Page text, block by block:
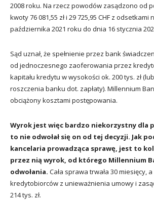
2008 roku. Na rzecz powodów zasądzono od
kwoty 76 081,55 zł i 29 725,95 CHF z odsetkami
października 2021 roku do dnia 16 stycznia
Sąd uznał, że spełnienie przez bank
od jednoczesnego zaoferowania przez
kapitału kredytu w wysokości ok. 200 tys. zł
roszczenia banku dot. zapłaty). Millennium
obciążony kosztami postępowania.
Wyrok jest więc bardzo niekorzystny dla
to nie odwołał się on od tej decyzji. Jak
kancelaria prowadząca sprawę, jest to
przez nią wyrok, od którego Millennium
odwołania. Cała sprawa trwała 30 miesięcy,
kredytobiorców z unieważnienia umowy i
214 tys. zł.